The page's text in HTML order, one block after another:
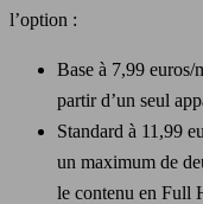
l’option :
Base à 7,99
partir d’un seul
Standard à 11,99
un maximum de
le contenu en Full